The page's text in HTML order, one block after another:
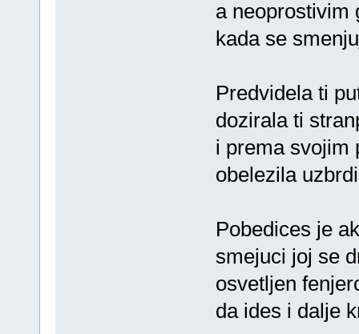
a neoprostivim
kada se
Predvidela ti
dozirala ti
i prema svojim
obelezila
Pobedices je
smejuci joj se
osvetljen
da ides i dalje